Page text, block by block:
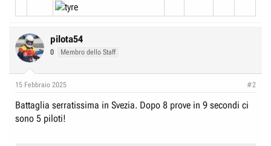
pilota54
0 Membro dello Staff
15 Febbraio 2025 #2
Battaglia serratissima in Svezia. Dopo 8 prove in 9 secondi ci
sono 5 piloti!